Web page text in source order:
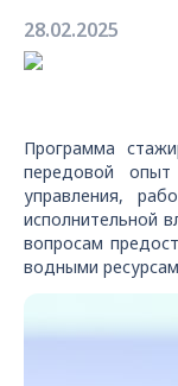
28.02.2025
Программа
передовой опыт
управления,
исполнительной
вопросам
водными